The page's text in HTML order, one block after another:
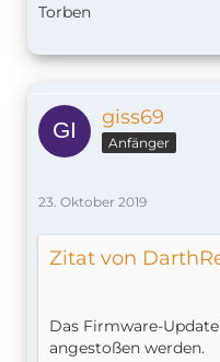
Torben
giss69
Anfänger
23. Oktober 2019
Zitat von
Das Firmware-
angestoßen werden.